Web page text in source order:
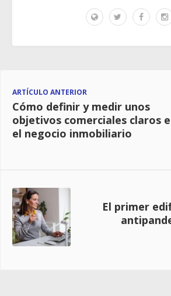
ARTÍCULO ANTERIOR
Cómo definir y medir unos
objetivos comerciales claros
el negocio inmobiliario
El primer